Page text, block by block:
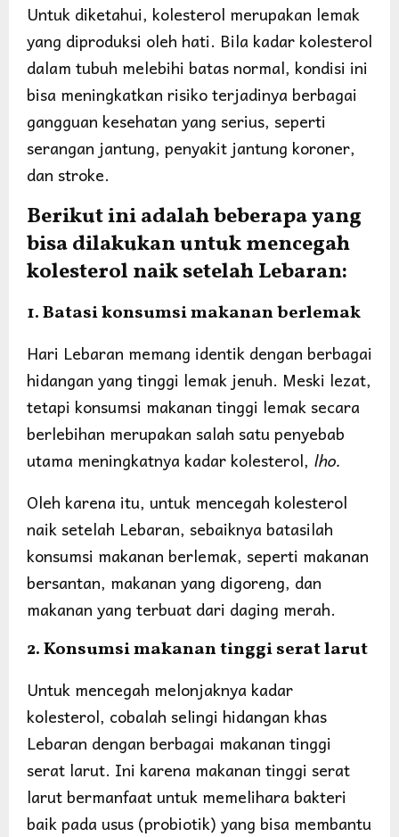
Untuk diketahui, kolesterol merupakan lemak
yang diproduksi oleh hati. Bila kadar kolesterol
dalam tubuh melebihi batas normal, kondisi ini
bisa meningkatkan risiko terjadinya berbagai
gangguan kesehatan yang serius, seperti
serangan jantung, penyakit jantung koroner,
dan stroke.
Berikut ini adalah beberapa yang
bisa dilakukan untuk mencegah
kolesterol naik setelah Lebaran:
1. Batasi konsumsi makanan berlemak
Hari Lebaran memang identik dengan berbagai
hidangan yang tinggi lemak jenuh. Meski lezat,
tetapi konsumsi makanan tinggi lemak secara
berlebihan merupakan salah satu penyebab
utama meningkatnya kadar kolesterol, lho.
Oleh karena itu, untuk mencegah kolesterol
naik setelah Lebaran, sebaiknya batasilah
konsumsi makanan berlemak, seperti makanan
bersantan, makanan yang digoreng, dan
makanan yang terbuat dari daging merah.
2. Konsumsi makanan tinggi serat larut
Untuk mencegah melonjaknya kadar
kolesterol, cobalah selingi hidangan khas
Lebaran dengan berbagai makanan tinggi
serat larut. Ini karena makanan tinggi serat
larut bermanfaat untuk memelihara bakteri
baik pada usus (probiotik) yang bisa membantu